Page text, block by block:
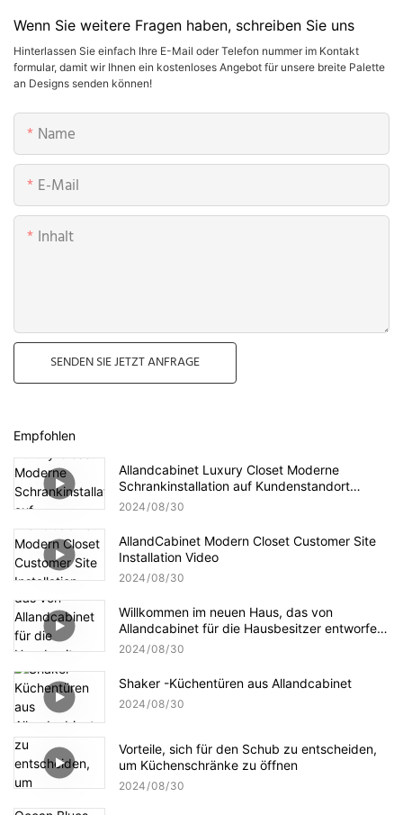
Wenn Sie weitere Fragen haben, schreiben Sie uns
Hinterlassen Sie einfach Ihre E-Mail oder Telefon nummer im Kontakt
formular, damit wir Ihnen ein kostenloses Angebot für unsere breite Palette
an Designs senden können!
Name
E-Mail
Inhalt
SENDEN SIE JETZT ANFRAGE
Empfohlen
Allandcabinet Luxury Closet Moderne
Schrankinstallation auf Kundenstandort
abgeschlossen
2024 08 30
AllandCabinet Modern Closet Customer Site
Installation Video
2024 08 30
Willkommen im neuen Haus, das von
Allandcabinet für die Hausbesitzer entworfen
wurde
2024 08 30
Shaker -Küchentüren aus Allandcabinet
2024 08 30
Vorteile, sich für den Schub zu entscheiden,
um Küchenschränke zu öffnen
2024 08 30